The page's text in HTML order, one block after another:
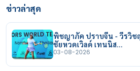
ข่าวล่าสุด
พิชญาภัค ปราบจีน - วีรวิช
ชัยหวดเวิลด์ เทนนิส…
03-08-2026